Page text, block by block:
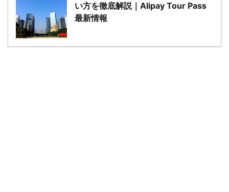
い方を徹底解説｜Alipay Tour Pass
最新情報